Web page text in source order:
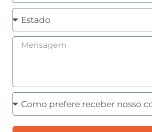
Estado
Mensagem
Como
prefere
receber